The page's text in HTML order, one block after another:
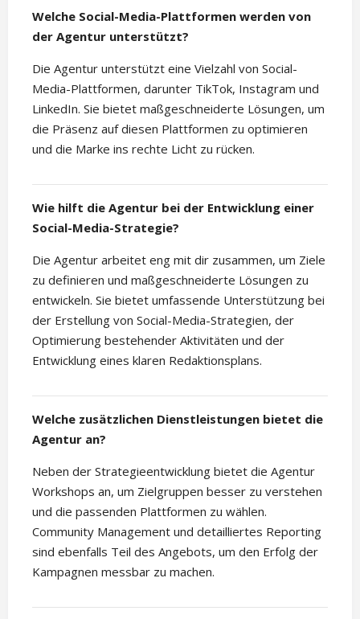
Welche Social-Media-Plattformen werden von
der Agentur unterstützt?
Die Agentur unterstützt eine Vielzahl von Social-
Media-Plattformen, darunter TikTok, Instagram und
LinkedIn. Sie bietet maßgeschneiderte Lösungen, um
die Präsenz auf diesen Plattformen zu optimieren
und die Marke ins rechte Licht zu rücken.
Wie hilft die Agentur bei der Entwicklung einer
Social-Media-Strategie?
Die Agentur arbeitet eng mit dir zusammen, um Ziele
zu definieren und maßgeschneiderte Lösungen zu
entwickeln. Sie bietet umfassende Unterstützung bei
der Erstellung von Social-Media-Strategien, der
Optimierung bestehender Aktivitäten und der
Entwicklung eines klaren Redaktionsplans.
Welche zusätzlichen Dienstleistungen bietet die
Agentur an?
Neben der Strategieentwicklung bietet die Agentur
Workshops an, um Zielgruppen besser zu verstehen
und die passenden Plattformen zu wählen.
Community Management und detailliertes Reporting
sind ebenfalls Teil des Angebots, um den Erfolg der
Kampagnen messbar zu machen.